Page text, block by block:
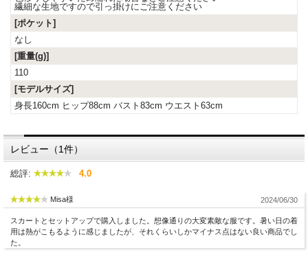
繊細な生地ですので引っ掛けにご注意ください
[ポケット]
なし
[重量(g)]
110
[モデルサイズ]
身長160cm ヒップ88cm バスト83cm ウエスト63cm
レビュー（1件）
総評: 4.0
Misa様 2024/06/30
スカートとセットアップで購入しました。想像通りの大変素敵な服です。暑い日の着
用は熱がこもるように感じましたが、それくらいしかマイナス点はない良い商品でし
た。